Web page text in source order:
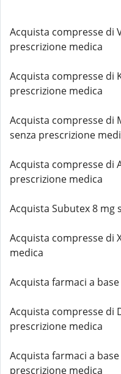
Acquista compresse di
prescrizione medica
Acquista compresse di
prescrizione medica
Acquista compresse di
senza prescrizione
Acquista compresse di
prescrizione medica
Acquista Subutex 8 mg
Acquista compresse di
medica
Acquista farmaci a
Acquista compresse di
prescrizione medica
Acquista farmaci a
prescrizione medica